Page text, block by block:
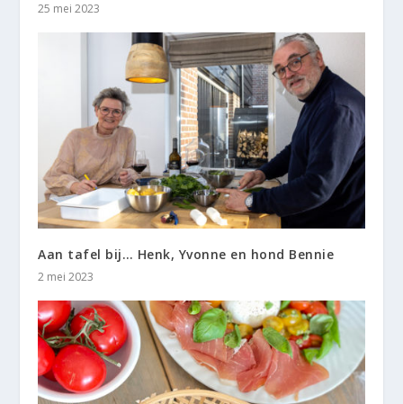
25 mei 2023
Aan tafel bij… Henk, Yvonne en hond Bennie
2 mei 2023